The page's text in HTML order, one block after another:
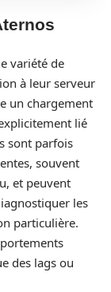
variété de
à leur serveur
un chargement
lié
sont parfois
souvent
et peuvent
les
particulière.
des lags ou